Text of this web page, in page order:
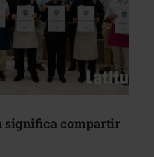
significa compartir